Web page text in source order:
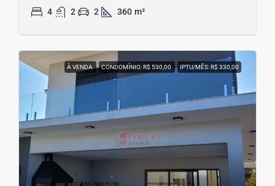
4 2 2 360 m²
À VENDA CONDOMÍNIO: R$ 530,00 IPTU/MÊS: R$ 330,00